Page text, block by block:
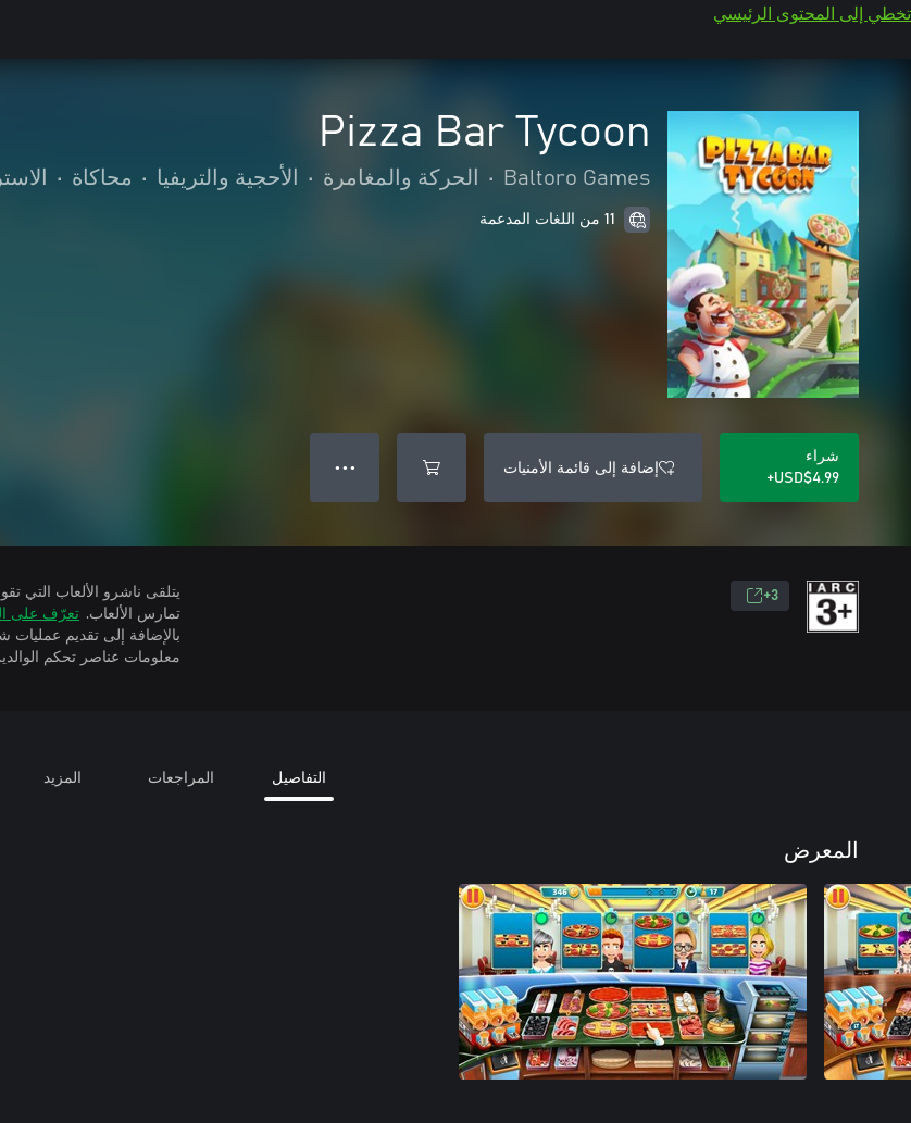
تخطي إلى المحتوى الرئيسي
Pizza Bar Tycoon
Baltoro Games
• الحركة والمغامرة • الأحجية والتريفيا • محاكاة •
11 من اللغات المدعمة
شراء
USD$4.99+
إضافة إلى قائمة الأمنيات ● ● ●
3+
تمارس الألعاب. تعرّف على
بالإضافة إلى تقديم عمليات
معلومات عناصر تحكم
التفاصيل المراجعات المزيد
المعرض